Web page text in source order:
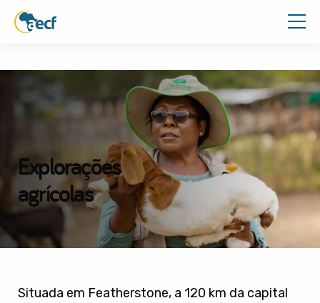
Explorações
agrícolas
Situada em Featherstone, a 120 km da capital